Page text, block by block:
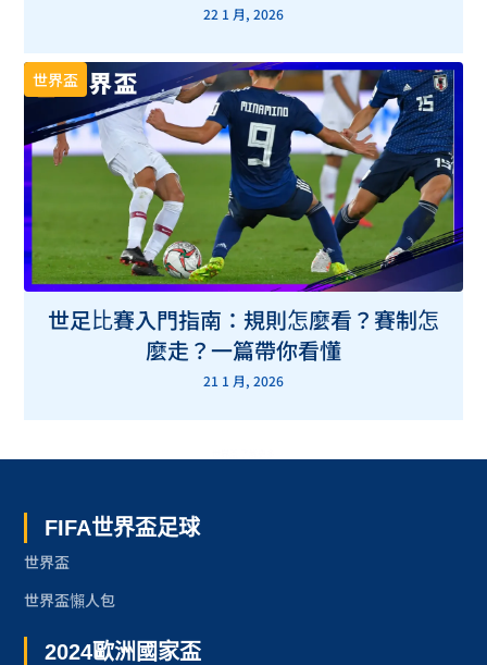
22 1 月, 2026
世界盃
世足比賽入門指南：規則怎麼看？賽制怎
麼走？一篇帶你看懂
21 1 月, 2026
FIFA世界盃足球
世界盃
世界盃懶人包
2024歐洲國家盃